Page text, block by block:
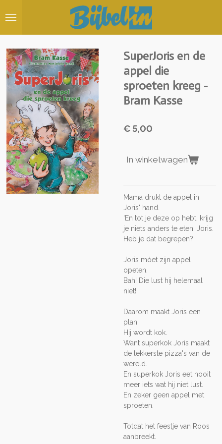
direct
hoofdinhoud
SuperJoris en de
appel die
sproeten kreeg -
Bram Kasse
€ 5,00
In winkelwagen
Mama drukt de appel in
Joris' hand.
'En tot je deze op hebt, krijg
je niets anders te eten, Joris.
Heb je dat begrepen?'
Joris móet zijn appel
opeten.
Bah! Die lust hij helemaal
niet!
Daarom maakt Joris een
plan.
Hij wordt kok.
Want superkok Joris maakt
de lekkerste pizza's van de
wereld.
En superkok Joris eet nooit
meer iets wat hij niet lust.
En zeker geen appel met
sproeten.
Totdat het feestje van Roos
aanbreekt.